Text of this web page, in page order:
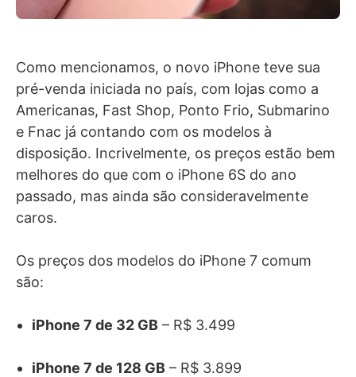
Como mencionamos, o novo iPhone teve sua
pré-venda iniciada no país, com lojas como a
Americanas, Fast Shop, Ponto Frio, Submarino
e Fnac já contando com os modelos à
disposição. Incrivelmente, os preços estão bem
melhores do que com o iPhone 6S do ano
passado, mas ainda são consideravelmente
caros.
Os preços dos modelos do iPhone 7 comum
são:
iPhone 7 de 32 GB – R$ 3.499
iPhone 7 de 128 GB – R$ 3.899